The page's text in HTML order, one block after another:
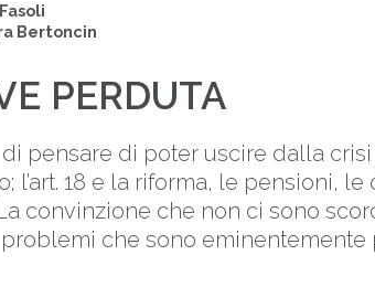
Bertoncin
PERDUTA
di pensare di poter uscire dalla
l’art. 18 e la riforma, le pensioni,
convinzione che non ci sono
che sono eminentemente